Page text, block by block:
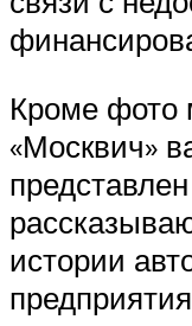
Кроме фото
«Москвич»
истории